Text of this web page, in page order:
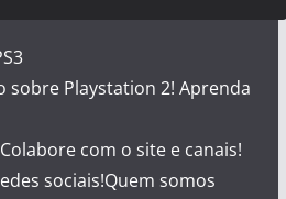
sobre Playstation 2! Aprenda
Colabore com o site e canais!
sociais!Quem somos